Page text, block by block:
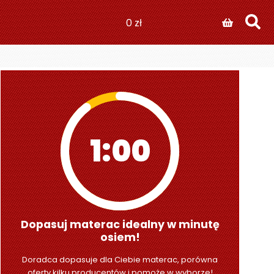
0zł
0:59
Dopasuj materac idealny w minutę
osiem!
Doradca dopasuje dla Ciebie materac, porówna